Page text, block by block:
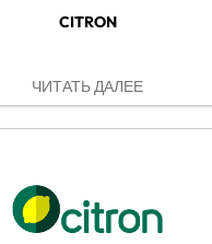
CITRON
ЧИТАТЬ ДАЛЕЕ